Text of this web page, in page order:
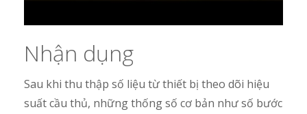
Nhận dụng
Sau khi thu thập số liệu từ thiết bị theo dõi hiệu
suất cầu thủ, những thống số cơ bản như số bước